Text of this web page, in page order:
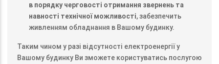
в порядку черговості отримання звернень та
навності технічної можливості, забезпечить
живленням обладнання в Вашому будинку.
Таким чином у разі відсутності електроенергії у
Вашому будинку Ви зможете користуватись послугою